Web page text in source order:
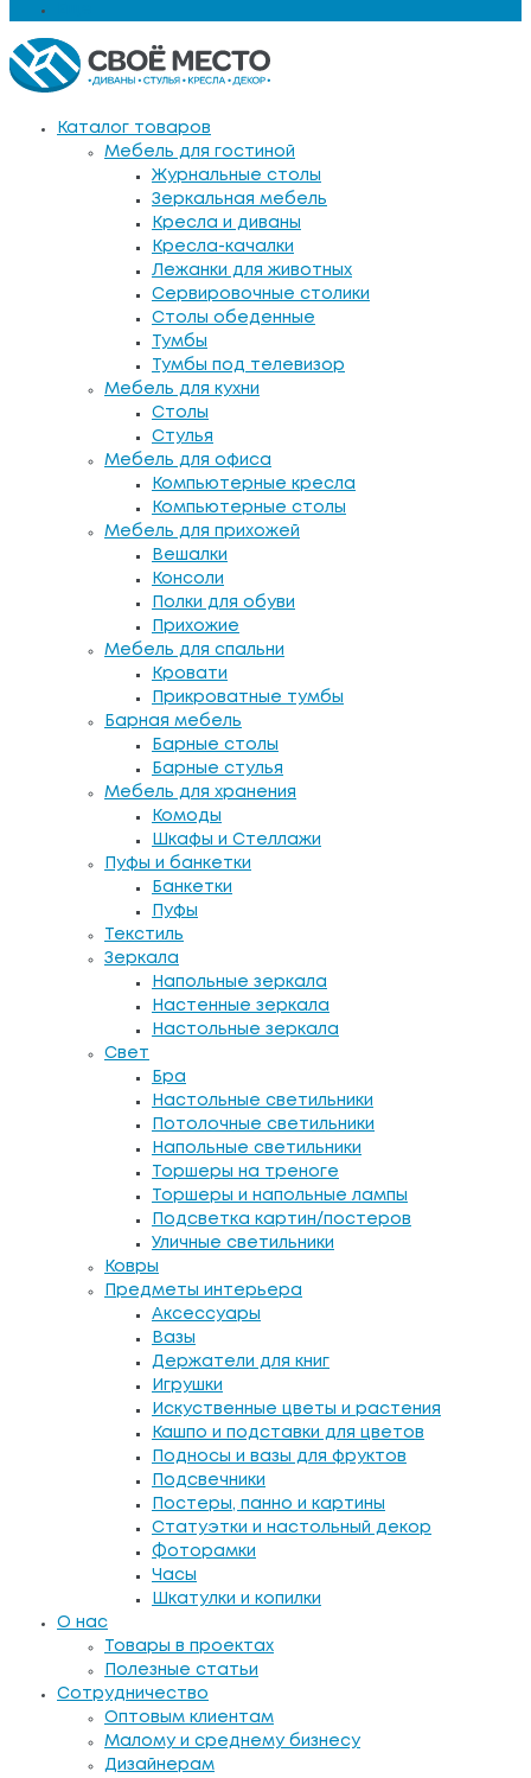
Каталог товаров
Мебель для гостиной
Журнальные столы
Зеркальная мебель
Кресла и диваны
Кресла-качалки
Лежанки для животных
Сервировочные столики
Столы обеденные
Тумбы
Тумбы под телевизор
Мебель для кухни
Столы
Стулья
Мебель для офиса
Компьютерные кресла
Компьютерные столы
Мебель для прихожей
Вешалки
Консоли
Полки для обуви
Прихожие
Мебель для спальни
Кровати
Прикроватные тумбы
Барная мебель
Барные столы
Барные стулья
Мебель для хранения
Комоды
Шкафы и Стеллажи
Пуфы и банкетки
Банкетки
Пуфы
Текстиль
Зеркала
Напольные зеркала
Настенные зеркала
Настольные зеркала
Свет
Бра
Настольные светильники
Потолочные светильники
Напольные светильники
Торшеры на треноге
Торшеры и напольные лампы
Подсветка картин/постеров
Уличные светильники
Ковры
Предметы интерьера
Аксессуары
Вазы
Держатели для книг
Игрушки
Искуственные цветы и растения
Кашпо и подставки для цветов
Подносы и вазы для фруктов
Подсвечники
Постеры, панно и картины
Статуэтки и настольный декор
Фоторамки
Часы
Шкатулки и копилки
О нас
Товары в проектах
Полезные статьи
Сотрудничество
Оптовым клиентам
Малому и среднему бизнесу
Дизайнерам